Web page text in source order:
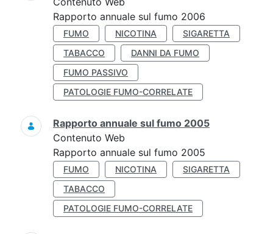
Rapporto annuale sul fumo 2006
FUMO NICOTINA
SIGARETTA
TABACCO
DANNI DA FUMO
FUMO PASSIVO
PATOLOGIE FUMO-CORRELATE
Rapporto annuale sul fumo 2005
Contenuto Web
Rapporto annuale sul fumo 2005
FUMO NICOTINA
SIGARETTA
TABACCO
PATOLOGIE FUMO-CORRELATE